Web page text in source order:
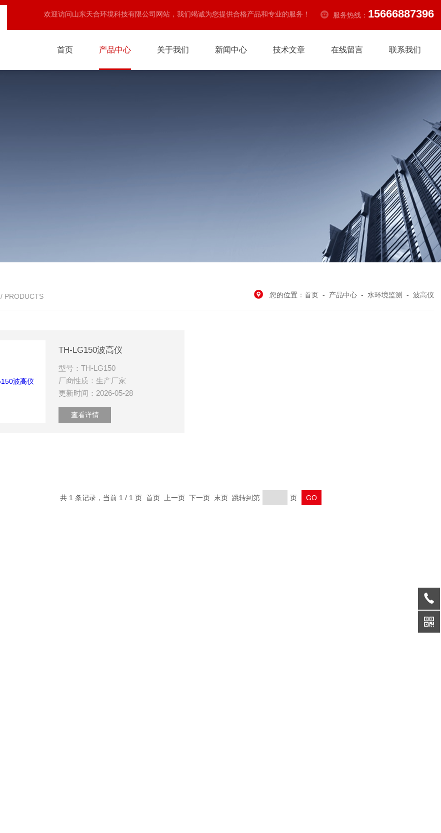
欢迎访问山东天合环境科技有限公司网站，我们竭诚为您提供合格产品和专业的服务！ 服务热线： 15666887396
首页 产品中心 关于我们 新闻中心 技术文章 在线留言 联系我们
/ PRODUCTS 您的位置： 首页 - 产品中心 - 水环境监测 - 波高仪
TH-LG150波高仪
型号：TH-LG150
厂商性质：生产厂家
更新时间：2026-05-28
查看详情
共 1 条记录，当前 1 / 1 页 首页 上一页 下一页 末页 跳转到第 页